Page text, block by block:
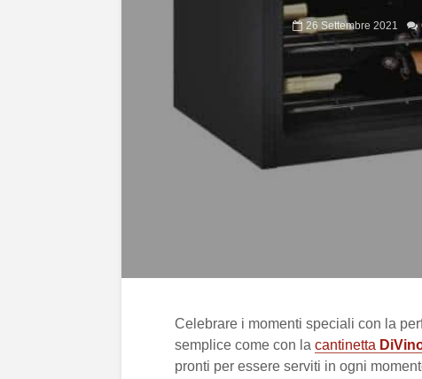
26 Settembre 2021
Celebrare i momenti speciali con la
semplice come con la cantinetta
pronti per essere serviti in ogni